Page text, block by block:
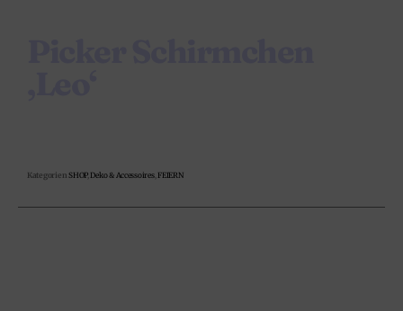
Kategorien SHOP, Deko & Accessoires, FEIERN